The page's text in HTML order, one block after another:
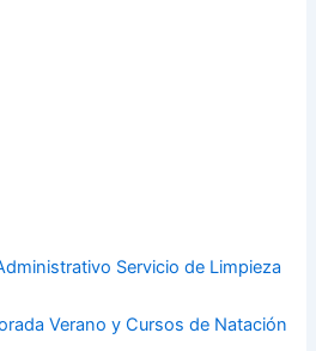
Servicio de Limpieza
Verano y Cursos de Natación